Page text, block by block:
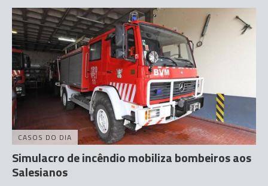
CASOS DO DIA
Simulacro de incêndio mobiliza bombeiros aos
Salesianos